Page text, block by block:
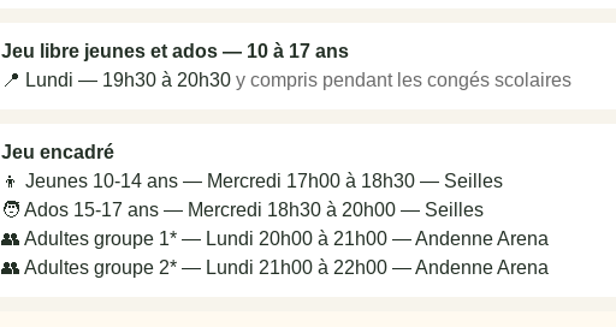
Jeu libre jeunes et ados — 10 à 17 ans
📍 Lundi — 19h30 à 20h30 y compris pendant les congés scolaires
Jeu encadré
👦 Jeunes 10-14 ans — Mercredi 17h00 à 18h30 — Seilles
🧑 Ados 15-17 ans — Mercredi 18h30 à 20h00 — Seilles
👥 Adultes groupe 1* — Lundi 20h00 à 21h00 — Andenne Arena
👥 Adultes groupe 2* — Lundi 21h00 à 22h00 — Andenne Arena